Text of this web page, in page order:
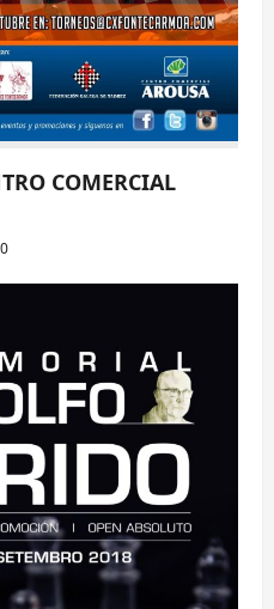
COMERCIAL
0